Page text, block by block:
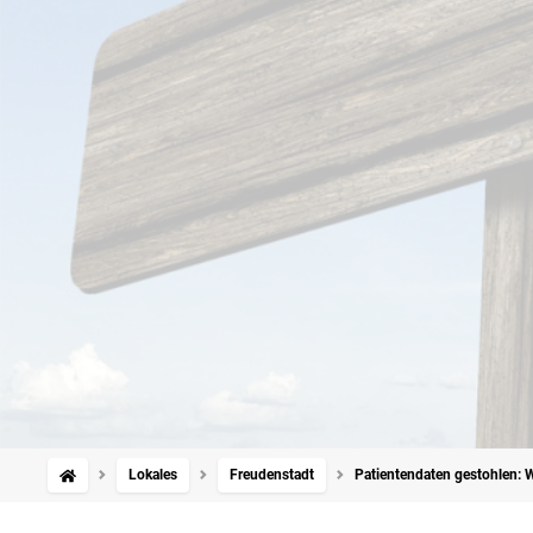
Lokales Freudenstadt Patientendaten gestohlen: